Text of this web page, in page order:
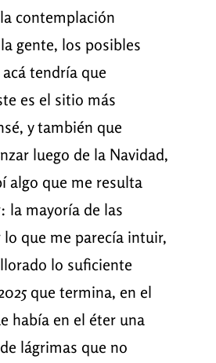
contemplación
gente, los posibles
tendría que
es el sitio más
y también que
luego de la Navidad,
algo que me resulta
la mayoría de las
lo que me parecía intuir,
lo suficiente
que termina, en el
había en el éter una
lágrimas que no